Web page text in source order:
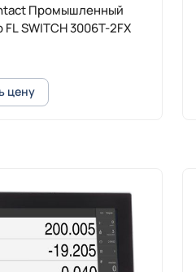
Промышленный
SWITCH 3006T-2FX
цену